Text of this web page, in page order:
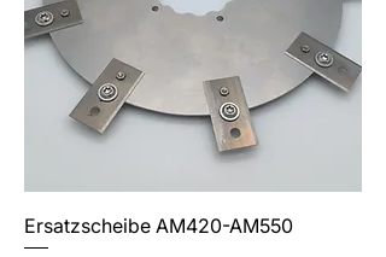
Ersatzscheibe AM420-AM550